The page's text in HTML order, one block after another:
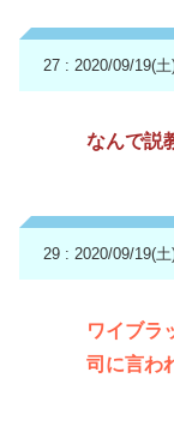
27 : 2020/09/19(
なんで説
29 : 2020/09/19(
ワイブラ
司に言わ